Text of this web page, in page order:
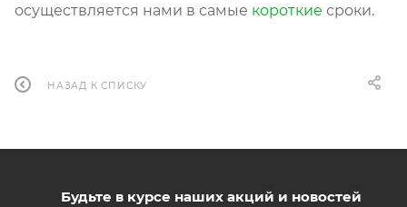
осуществляется нами в самые короткие сроки.
НАЗАД К СПИСКУ
Будьте в курсе наших акций и новостей